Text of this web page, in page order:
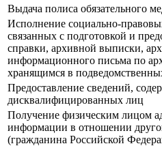
Выдача полиса обязательного
Исполнение социально-
связанных с подготовкой и
справки, архивной выписки,
информационного письма по
хранящимся в
Предоставление сведений,
дисквалифицированных лиц
Получение физическим лицом
информации в отношении
(гражданина Российской